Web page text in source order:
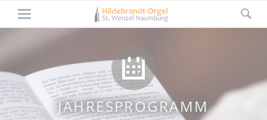
JAHRESPROGRAMM